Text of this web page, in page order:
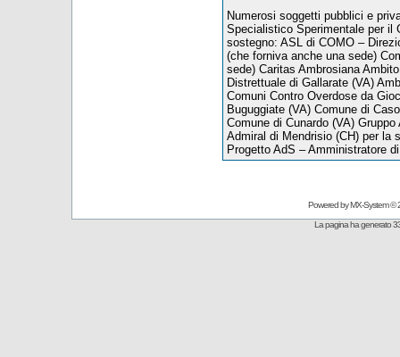
Numerosi soggetti pubblici e
Specialistico Sperimentale per il
sostegno: ASL di COMO –
(che forniva anche una sede)
sede) Caritas Ambrosiana
Distrettuale di Gallarate (VA)
Comuni Contro Overdose da
Buguggiate (VA) Comune di
Comune di Cunardo (VA)
Admiral di Mendrisio (CH) per la
Progetto AdS – Amministratore
Powered byMX-System©
La pagina ha generato